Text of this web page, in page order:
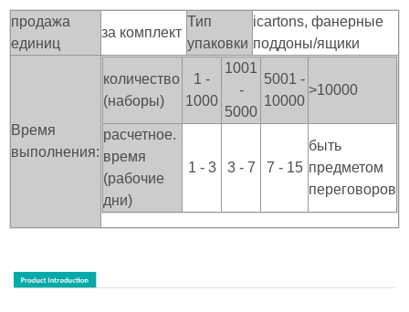
продажа
единиц
за комплект
Тип
упаковки
icartons, фанерные
поддоны/ящики
Время
выполнения:
количество
(наборы)
1 -
1000
1001
-
5000
5001 -
10000
>10000
расчетное.
время
(рабочие
дни)
1 - 3 3 - 7 7 - 15
быть
предметом
переговоров